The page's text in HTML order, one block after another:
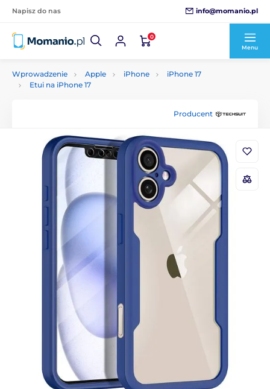
Napisz do nas info@momanio.pl
0
Menu
Wprowadzenie Apple iPhone
iPhone 17
Etui na iPhone 17
Producent